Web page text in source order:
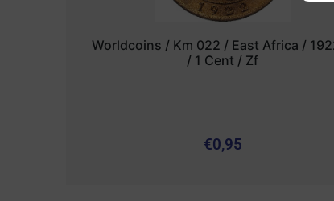
Worldcoins / Km 022 / East Africa /
/ 1 Cent / Zf
€0,95